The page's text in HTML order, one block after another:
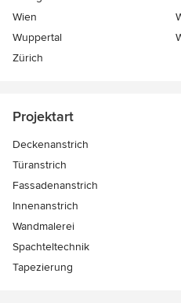
Wien
Wuppertal
Zürich
Projektart
Deckenanstrich
Türanstrich
Fassadenanstrich
Innenanstrich
Wandmalerei
Spachteltechnik
Tapezierung